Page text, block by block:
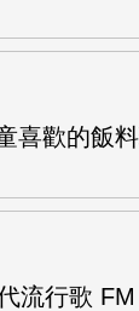
喜歡的飯
流行歌 FM